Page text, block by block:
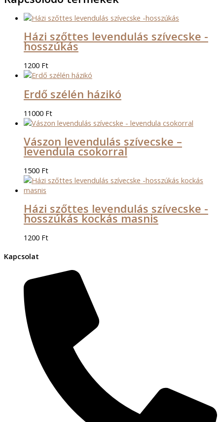
Házi szőttes levendulás szívecske -
hosszúkás
1200 Ft
Erdő szélén házikó
11000 Ft
Vászon levendulás szívecske –
levendula csokorral
1500 Ft
Házi szőttes levendulás szívecske -
hosszúkás kockás masnis
1200 Ft
Kapcsolat